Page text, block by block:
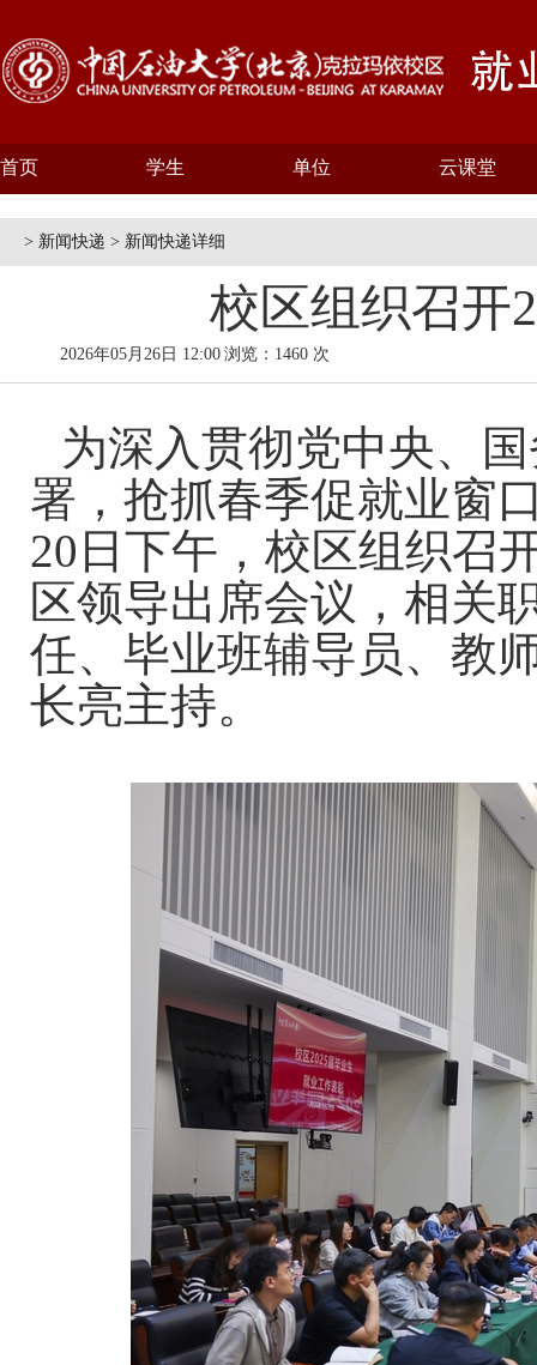
首页 学生 单位 云课堂
> 新闻快递 > 新闻快递详细
校区组织召开
2026年05月26日 12:00 浏览：1460 次
为深入贯彻党中央、
署，抢抓春季促就业窗
20日下午，校区组织召
区领导出席会议，相关
任、毕业班辅导员、教
长亮主持。